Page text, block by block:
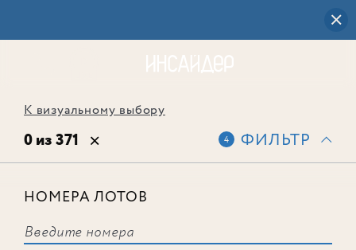
К визуальному выбору
0 из 371 4 ФИЛЬТР
НОМЕРА ЛОТОВ
соответствует ни одного лота